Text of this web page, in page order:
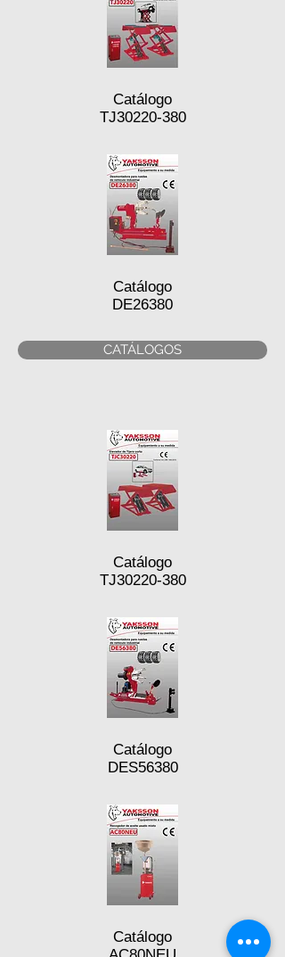
Catálogo
TJ30220-380
Catálogo
DE26380
CATÁLOGOS
Catálogo
TJ30220-380
Catálogo
DES56380
Catálogo